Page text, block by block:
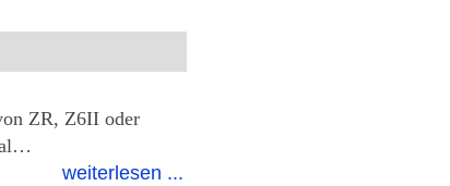
ZR, Z6II oder
weiterlesen ...